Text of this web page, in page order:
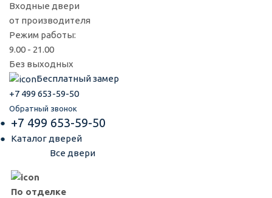
Входные двери
от производителя
Режим работы:
9.00 - 21.00
Без выходных
Бесплатный замер
+7 499 653-59-50
Обратный звонок
+7 499 653-59-50
Каталог дверей
Все двери
По отделке